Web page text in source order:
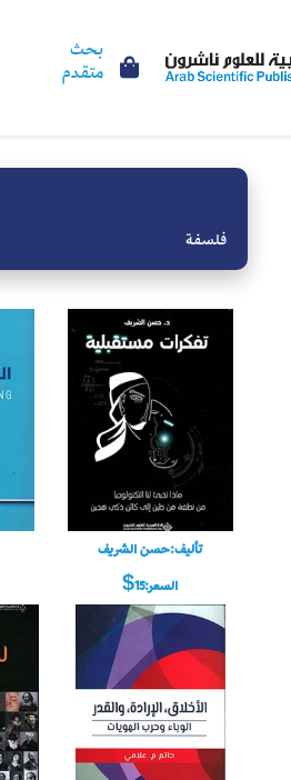
بحث
متقدم
فلسفة
تأليف:حسن الشريف
السعر:15$